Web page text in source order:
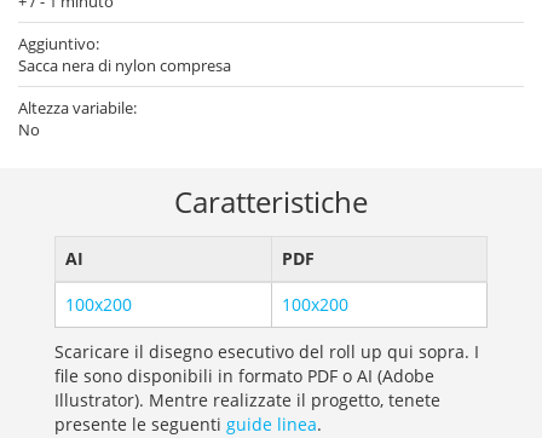
Aggiuntivo:
Sacca nera di nylon compresa
Altezza variabile:
No
Caratteristiche
AI
PDF
100x200
100x200
Scaricare il disegno esecutivo del roll up qui sopra. I
file sono disponibili in formato PDF o AI (Adobe
Illustrator). Mentre realizzate il progetto, tenete
presente le seguenti guide linea.